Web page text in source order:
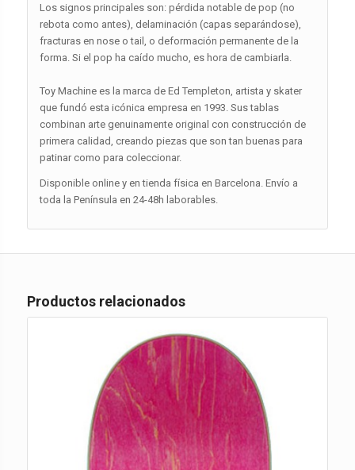
Los signos principales son: pérdida notable de pop (no
rebota como antes), delaminación (capas separándose),
fracturas en nose o tail, o deformación permanente de la
forma. Si el pop ha caído mucho, es hora de cambiarla.
Toy Machine es la marca de Ed Templeton, artista y skater
que fundó esta icónica empresa en 1993. Sus tablas
combinan arte genuinamente original con construcción de
primera calidad, creando piezas que son tan buenas para
patinar como para coleccionar.
Disponible online y en tienda física en Barcelona. Envío a
toda la Península en 24-48h laborables.
Productos relacionados